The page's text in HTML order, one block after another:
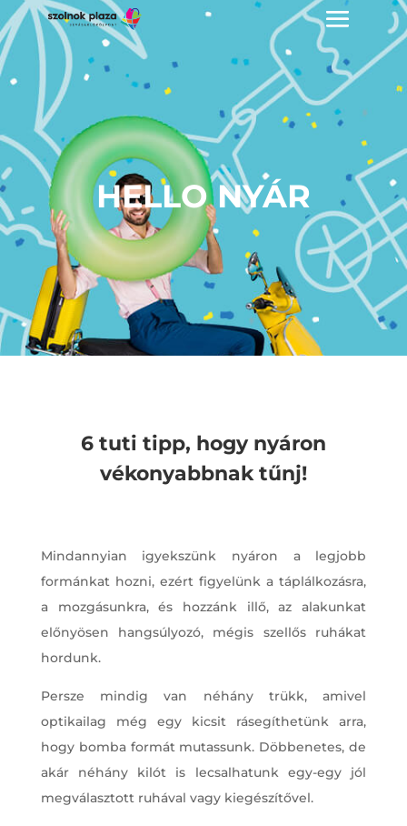
HELLO NYÁR
6 tuti tipp, hogy nyáron
vékonyabbnak tűnj!
Mindannyian igyekszünk nyáron a legjobb
formánkat hozni, ezért figyelünk a táplálkozásra,
a mozgásunkra, és hozzánk illő, az alakunkat
előnyösen hangsúlyozó, mégis szellős ruhákat
hordunk.
Persze mindig van néhány trükk, amivel
optikailag még egy kicsit rásegíthetünk arra,
hogy bomba formát mutassunk. Döbbenetes, de
akár néhány kilót is lecsalhatunk egy-egy jól
megválasztott ruhával vagy kiegészítővel.